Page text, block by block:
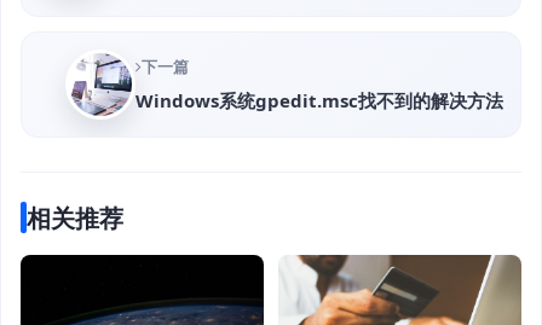
下一篇
Windows系统gpedit.msc找不到的解决方法
相关推荐